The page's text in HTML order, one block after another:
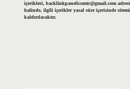
içerikleri, backlinkpanelicomtr@gmail.com
halinde, ilgili içerikler yasal süre içerisinde
kaldırılacaktır.